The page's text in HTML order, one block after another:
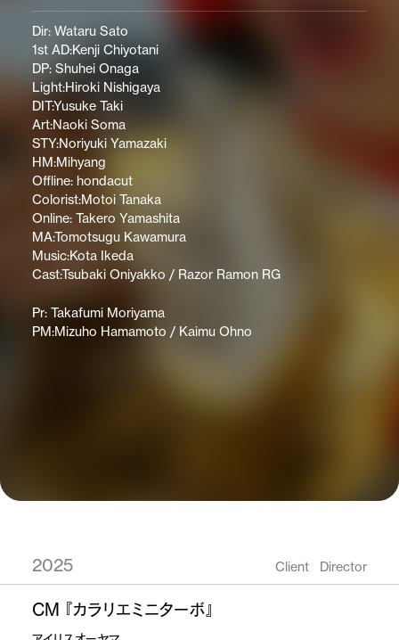
Dir: Wataru Sato
1st AD:Kenji Chiyotani
DP: Shuhei Onaga
Light:Hiroki Nishigaya
DIT:Yusuke Taki
Art:Naoki Soma
STY:Noriyuki Yamazaki
HM:Mihyang
Offline: hondacut
Colorist:Motoi Tanaka
Online: Takero Yamashita
MA:Tomotsugu Kawamura
Music:Kota Ikeda
Cast:Tsubaki Oniyakko / Razor Ramon RG
Pr: Takafumi Moriyama
PM:Mizuho Hamamoto / Kaimu Ohno
2025 Client Director
CM 『カラリエミニターボ』